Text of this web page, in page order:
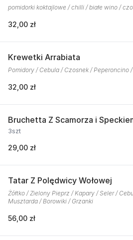
pomidorki koktajlowe / chilli / białe wino /
32,00 zł
Krewetki Arrabiata
Pomidory / Cebula / Czosnek / Peperoncino
32,00 zł
Bruchetta Z Scamorza i
3szt
29,00 zł
Tatar Z Polędwicy Wołowej
Żółtko / Zielony Pieprz / Kapary / Seler /
Musztarda / Borowiki / Grzanki
56,00 zł